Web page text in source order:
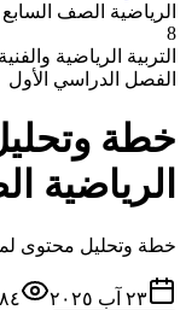
الرياضية الصف
8
التربية الرياضية والفنية
الفصل الدراسي الأول
خطة
الرياضية
خطة وتحليل محتوى
٢٣ آب ٢٠٢٥